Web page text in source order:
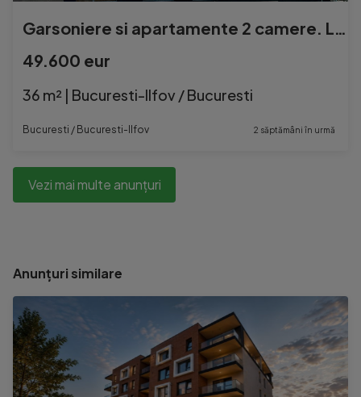
Garsoniere si apartamente 2 camere. La 1,5 km de Bucuresti.
49.600 eur
36 m² | Bucuresti-Ilfov / Bucuresti
Bucuresti / Bucuresti-Ilfov 2 săptămâni în urmă
Vezi mai multe anunțuri
Anunțuri similare